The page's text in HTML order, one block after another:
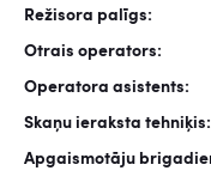
Režisora palīgs:
Otrais operators:
Operatora asistents:
Skaņu ieraksta tehniķis:
Apgaismotāju